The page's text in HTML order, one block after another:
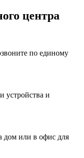
центра
по единому
устройства и
дом или в офис для